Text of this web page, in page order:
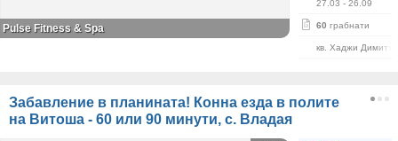
27.03 - 26.09
60 грабнати
кв. Хаджи Димитър
Pulse Fitness & Spa
Забавление в планината! Конна езда в полите
на Витоша - 60 или 90 минути, с. Владая